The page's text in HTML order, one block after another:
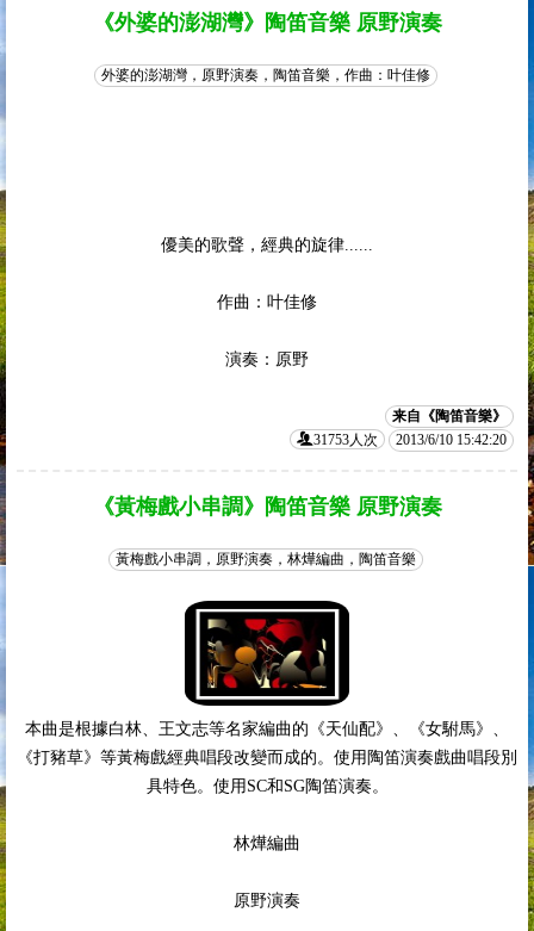
《外婆的澎湖灣》陶笛音樂 原野演奏
外婆的澎湖灣，原野演奏，陶笛音樂，作曲：叶佳修
優美的歌聲，經典的旋律......
作曲：叶佳修
演奏：原野
来自《陶笛音樂》
31753人次 2013/6/10 15:42:20
《黃梅戲小串調》陶笛音樂 原野演奏
黃梅戲小串調，原野演奏，林燁編曲，陶笛音樂
本曲是根據白林、王文志等名家編曲的《天仙配》、《女駙馬》、
《打豬草》等黃梅戲經典唱段改變而成的。使用陶笛演奏戲曲唱段別
具特色。使用SC和SG陶笛演奏。
林燁編曲
原野演奏